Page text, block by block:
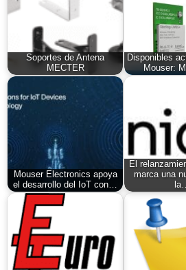
Soportes de Antena
MECTER
Disponibles
Mouser:
Mouser Electronics apoya
el desarrollo del IoT con…
El
marca una